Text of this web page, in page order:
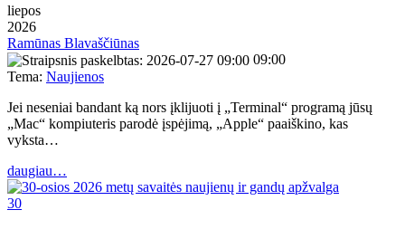
liepos
2026
Ramūnas Blavaščiūnas
09:00
Tema: Naujienos
Jei neseniai bandant ką nors įklijuoti į „Terminal“ programą jūsų
„Mac“ kompiuteris parodė įspėjimą, „Apple“ paaiškino, kas
vyksta…
daugiau…
30